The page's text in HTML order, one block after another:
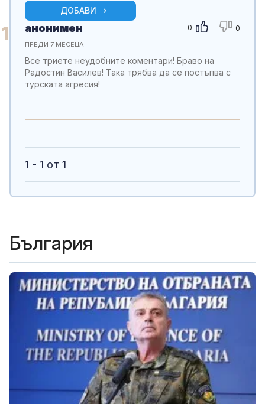
ДОБАВИ
1 0 0
анонимен
ПРЕДИ 7 МЕСЕЦА
Все триете неудобните коментари! Браво на
Радостин Василев! Така трябва да се постъпва с
турската агресия!
1 - 1 от 1
България